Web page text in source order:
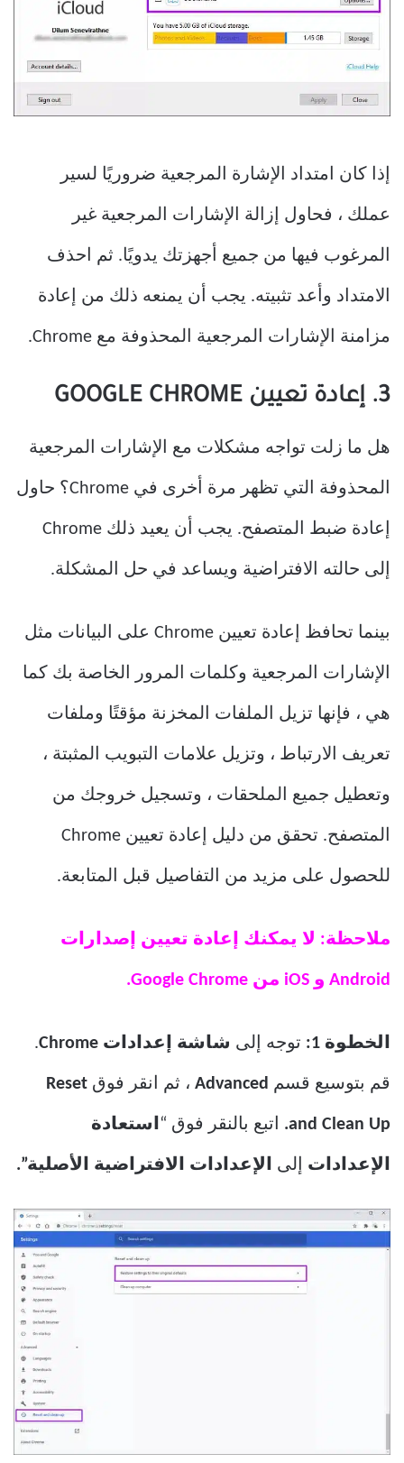
إذا كان امتداد الإشارة المرجعية ضروريًا لسير
عملك ، فحاول إزالة الإشارات المرجعية غير
المرغوب فيها من جميع أجهزتك يدويًا. ثم احذف
الامتداد وأعد تثبيته. يجب أن يمنعه ذلك من إعادة
مزامنة الإشارات المرجعية المحذوفة مع Chrome.
3. إعادة تعيين GOOGLE CHROME
هل ما زلت تواجه مشكلات مع الإشارات المرجعية
المحذوفة التي تظهر مرة أخرى في Chrome؟ حاول
إعادة ضبط المتصفح. يجب أن يعيد ذلك Chrome
إلى حالته الافتراضية ويساعد في حل المشكلة.
بينما تحافظ إعادة تعيين Chrome على البيانات مثل
الإشارات المرجعية وكلمات المرور الخاصة بك كما
هي ، فإنها تزيل الملفات المخزنة مؤقتًا وملفات
تعريف الارتباط ، وتزيل علامات التبويب المثبتة ،
وتعطيل جميع الملحقات ، وتسجيل خروجك من
المتصفح. تحقق من دليل إعادة تعيين Chrome
للحصول على مزيد من التفاصيل قبل المتابعة.
ملاحظة: لا يمكنك إعادة تعيين إصدارات
Android و iOS من Google Chrome.
الخطوة 1: توجه إلى شاشة إعدادات Chrome .
قم بتوسيع قسم Advanced ، ثم انقر فوق Reset
and Clean Up. اتبع بالنقر فوق “ استعادة
الإعدادات إلى الإعدادات الافتراضية الأصلية”.